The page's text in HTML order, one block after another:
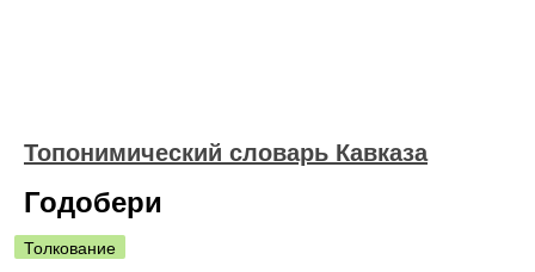
Топонимический словарь Кавказа
Годобери
Толкование